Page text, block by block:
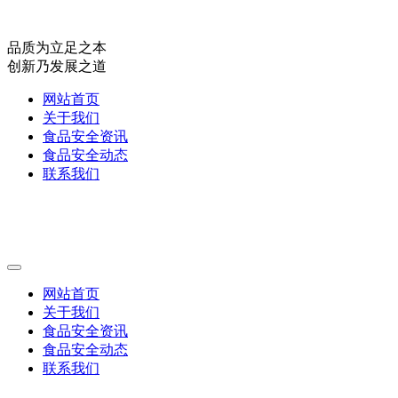
品质为立足之本
创新乃发展之道
网站首页
关于我们
食品安全资讯
食品安全动态
联系我们
网站首页
关于我们
食品安全资讯
食品安全动态
联系我们